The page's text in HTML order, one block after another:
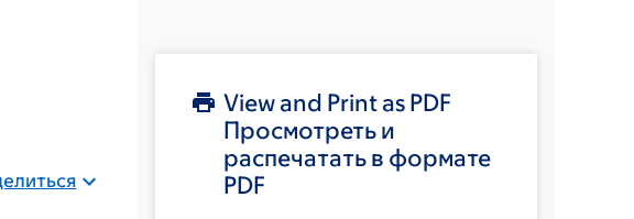
View and Print as PDF
Просмотреть и
распечатать в формате
PDF